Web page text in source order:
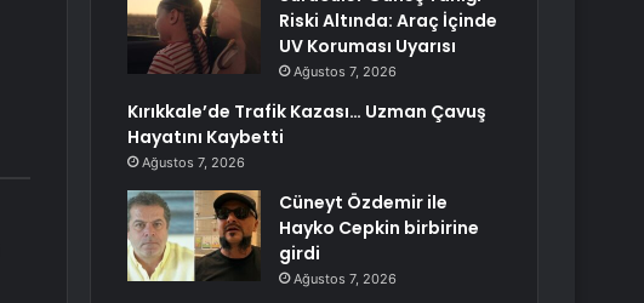
Riski Altında: Araç İçinde
UV Koruması Uyarısı
Ağustos 7, 2026
Kırıkkale’de Trafik Kazası… Uzman Çavuş
Hayatını Kaybetti
Ağustos 7, 2026
Cüneyt Özdemir ile
Hayko Cepkin birbirine
girdi
Ağustos 7, 2026